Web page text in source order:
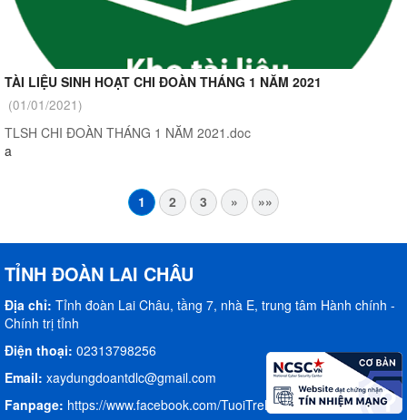
TÀI LIỆU SINH HOẠT CHI ĐOÀN THÁNG 1 NĂM 2021
(01/01/2021)
TLSH CHI ĐOÀN THÁNG 1 NĂM 2021.doc
a
1 2 3 » »»
TỈNH ĐOÀN LAI CHÂU
Địa chỉ: Tỉnh đoàn Lai Châu, tầng 7, nhà E, trung tâm Hành chính -
Chính trị tỉnh
Điện thoại: 02313798256
Email: xaydungdoantdlc@gmail.com
Fanpage: https://www.facebook.com/TuoiTreLaiChau